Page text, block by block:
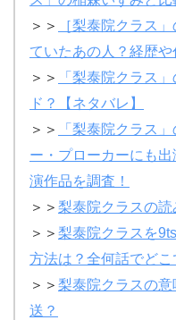
＞＞
［梨泰院クラス
ていたあの人？経歴や
＞＞
「梨泰院クラス
ド？【ネタバレ】
＞＞
「梨泰院クラス
ー・プローカーにも
演作品を調査！
＞＞ 梨泰院クラスの
＞＞ 梨泰院クラスを
方法は？全何話でどこ
＞＞ 梨泰院クラスの
送？